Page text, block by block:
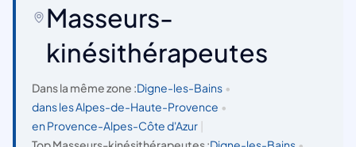
Masseurs-
kinésithérapeutes
Dans la même zone :Digne-les-Bains •
dans les Alpes-de-Haute-Provence •
en Provence-Alpes-Côte d'Azur